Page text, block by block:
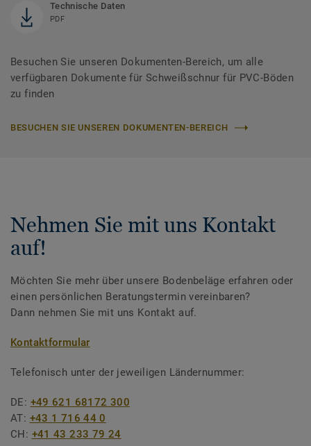
Technische Daten
PDF
Besuchen Sie unseren Dokumenten-Bereich, um alle
verfügbaren Dokumente für Schweißschnur für PVC-Böden
zu finden
BESUCHEN SIE UNSEREN DOKUMENTEN-BEREICH
Nehmen Sie mit uns Kontakt
auf!
Möchten Sie mehr über unsere Bodenbeläge erfahren oder
einen persönlichen Beratungstermin vereinbaren?
Dann nehmen Sie mit uns Kontakt auf.
Kontaktformular
Telefonisch unter der jeweiligen Ländernummer:
DE: +49 621 68172 300
AT: +43 1 716 44 0
CH: +41 43 233 79 24